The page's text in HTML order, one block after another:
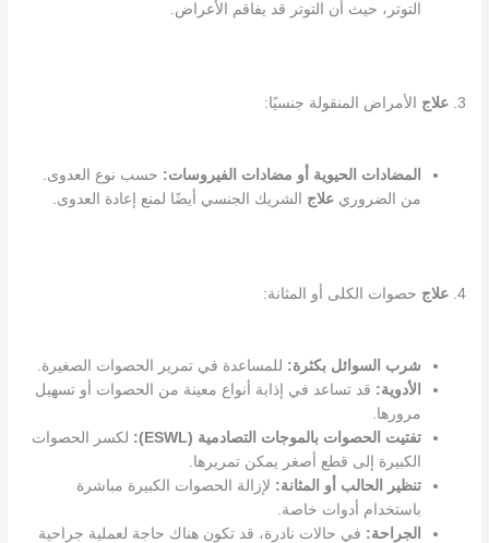
التوتر، حيث أن التوتر قد يفاقم الأعراض.
3. علاج الأمراض المنقولة جنسيًا:
المضادات الحيوية أو مضادات الفيروسات: حسب نوع العدوى.
من الضروريعلاج الشريك الجنسي أيضًا لمنع إعادة العدوى.
4. علاج حصوات الكلى أو المثانة:
شرب السوائل بكثرة: للمساعدة في تمرير الحصوات الصغيرة.
الأدوية: قد تساعد في إذابة أنواع معينة من الحصوات أو تسهيل
مرورها.
تفتيت الحصوات بالموجات التصادمية (ESWL):
لكسر الحصوات
الكبيرة إلى قطع أصغر يمكن تمريرها.
تنظير الحالب أو المثانة: لإزالة الحصوات الكبيرة مباشرة
باستخدام أدوات خاصة.
الجراحة: في حالات نادرة، قد تكون هناك حاجة لعملية جراحية